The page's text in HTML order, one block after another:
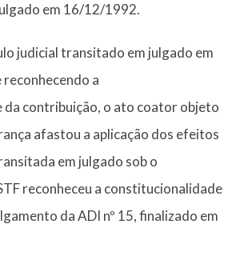
em 16/12/1992.
judicial transitado em julgado em
a
contribuição, o ato coator objeto
afastou a aplicação dos efeitos
em julgado sob o
reconheceu a constitucionalidade
da ADI nº 15, finalizado em